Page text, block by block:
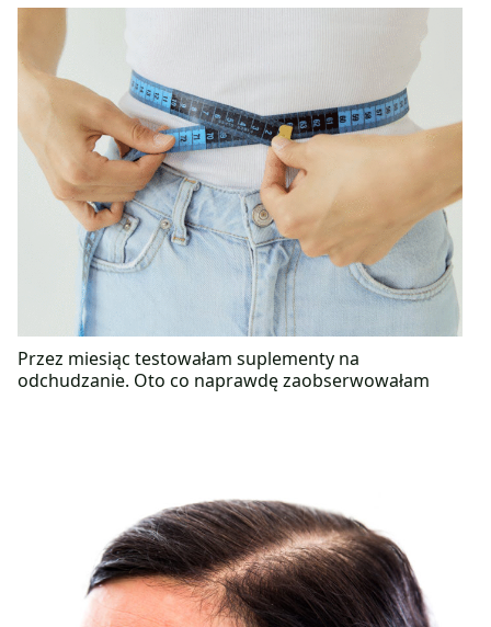
Przez miesiąc testowałam suplementy na
odchudzanie. Oto co naprawdę zaobserwowałam